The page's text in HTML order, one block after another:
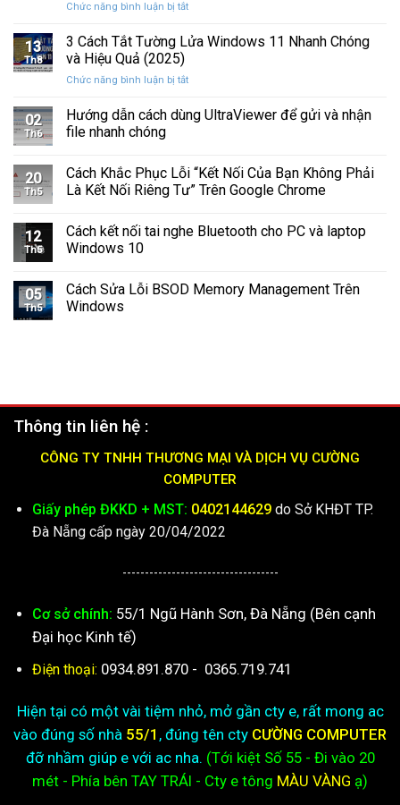
Cứng
Hỏng
Hình
Giác
Trên
C
Chức năng bình luận bị tắtở
Sửa
Âm
Khi
11
13
Th8
3 Cách Tắt Tường Lửa Windows 11 Nhanh Chóng
và Hiệu Quả (2025)
Chức năng bình luận bị tắtở
Cách
Tắt
Windows
11
và
02
Th6
Hướng dẫn cách dùng UltraViewer để gửi và nhận
file nhanh chóng
20
Th5
Cách Khắc Phục Lỗi “Kết Nối Của Bạn Không Phải
Là Kết Nối Riêng Tư” Trên Google Chrome
12
Th5
Cách kết nối tai nghe Bluetooth cho PC và laptop
Windows 10
05
Th5
Cách Sửa Lỗi BSOD Memory Management Trên
Windows
Thông tin liên hệ :
CÔNG TY TNHH THƯƠNG MẠI VÀ DỊCH VỤ CƯỜNG
COMPUTER
Giấy phép ĐKKD + MST: 0402144629do Sở KHĐT TP.
Đà Nẵng cấp ngày 20/04/2022
-----------------------------------
Cơ sở chính: 55/1 Ngũ Hành Sơn, Đà Nẵng (Bên cạnh
Đại học Kinh tế)
Điện thoại: 0934.891.870 - 0365.719.741
Hiện tại có một vài tiệm nhỏ, mở gần cty e, rất mong ac
vào đúng số nhà 55/1 , đúng tên cty CƯỜNG COMPUTER
đỡ nhầm giúp e với ac nha. (Tới kiệtSố 55 - Đi vào 20
mét - Phía bên TAY TRÁI - Cty e tông MÀU VÀNG ạ)